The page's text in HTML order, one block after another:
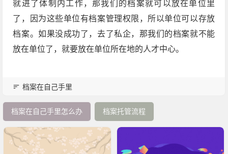
就进了体制内工作，那我们的档案就可以放在单位里
了，因为这些单位有档案管理权限，所以单位可以存放
档案。如果没成功了，去了私企，那我们的档案就不能
放在单位了，就要放在单位所在地的人才中心。
档案在自己手里
档案在自己手里怎么办 档案托管流程